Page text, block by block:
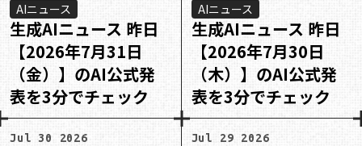
AIニュース
生成AIニュース 昨日
【2026年7月31日
（金）】のAI公式発
表を3分でチェック
AIニュース
生成AIニュース 昨日
【2026年7月30日
（木）】のAI公式発
表を3分でチェック
Jul 30 2026 Jul 29 2026